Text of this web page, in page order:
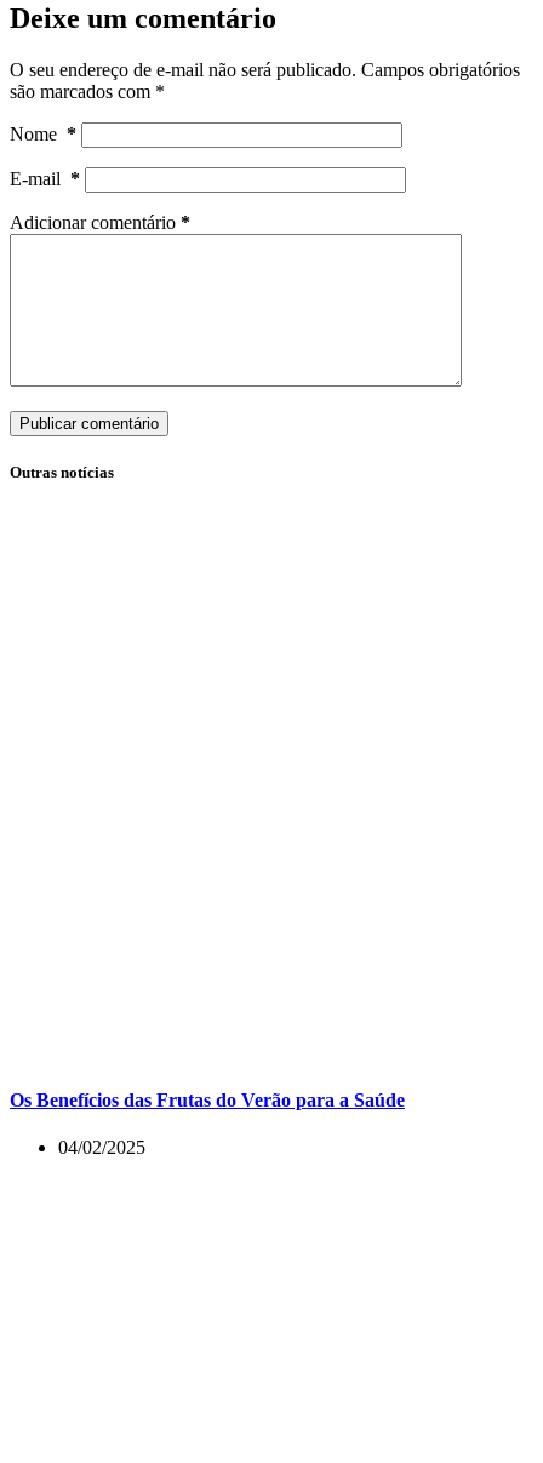
Deixe um comentário
O seu endereço de e-mail não será publicado. Campos obrigatórios
são marcados com *
Nome *
E-mail *
Adicionar comentário *
Publicar comentário
Outras notícias
Os Benefícios das Frutas do Verão para a Saúde
04/02/2025